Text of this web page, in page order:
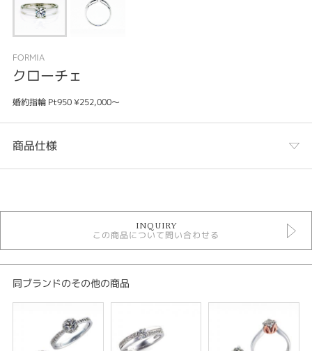
FORMIA
クローチェ
婚約指輪 Pt950 ¥252,000～
商品仕様
婚約指輪
紹介文
※価格は税込みになります。
INQUIRY
この商品について問い合わせる
同ブランドのその他の商品